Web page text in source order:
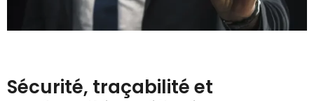
Sécurité, traçabilité et